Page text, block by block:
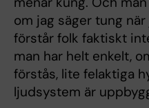
om jag säger tung
förstår folk faktiskt
man har helt enkelt,
förstås, lite felaktiga
ljudsystem är